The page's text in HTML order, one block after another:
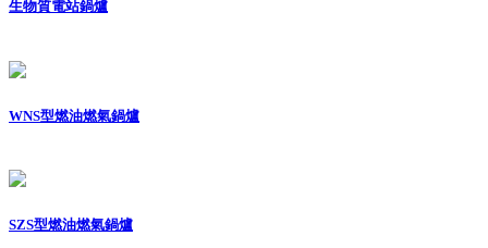
生物質電站鍋爐
WNS型燃油燃氣鍋爐
SZS型燃油燃氣鍋爐